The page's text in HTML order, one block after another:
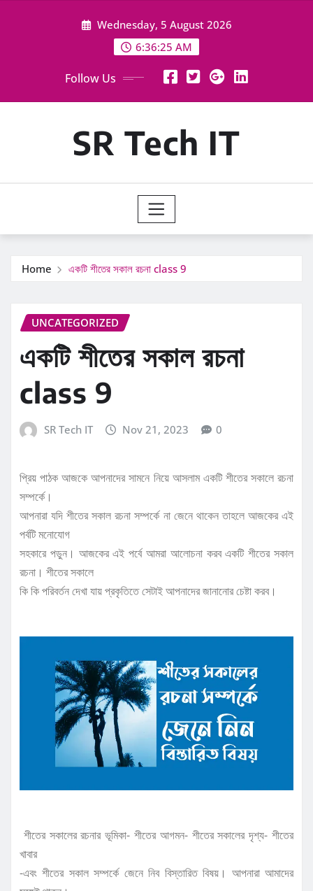
Wednesday, 5 August 2026
6:36:26 AM
Follow Us
SR Tech IT
Home একটি শীতের সকাল রচনা class 9
UNCATEGORIZED
একটি শীতের সকাল রচনা
class 9
SR Tech IT Nov 21, 2023 0
প্রিয় পাঠক আজকে আপনাদের সামনে নিয়ে আসলাম একটি শীতের সকালে রচনা
সম্পর্কে।
আপনারা যদি শীতের সকাল রচনা সম্পর্কে না জেনে থাকেন তাহলে আজকের এই
পর্বটি মনোযোগ
সহকারে পড়ুন। আজকের এই পর্বে আমরা আলোচনা করব একটি শীতের সকাল
রচনা। শীতের সকালে
কি কি পরিবর্তন দেখা যায় প্রকৃতিতে সেটাই আপনাদের জানানোর চেষ্টা করব।
শীতের সকালের রচনার ভূমিকা- শীতের আগমন- শীতের সকালের দৃশ্য- শীতের
খাবার
-এবং শীতের সকাল সম্পর্কে জেনে নিব বিস্তারিত বিষয়। আপনারা আমাদের